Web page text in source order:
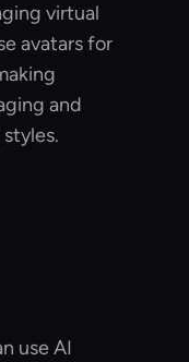
virtual
avatars for
and
use AI